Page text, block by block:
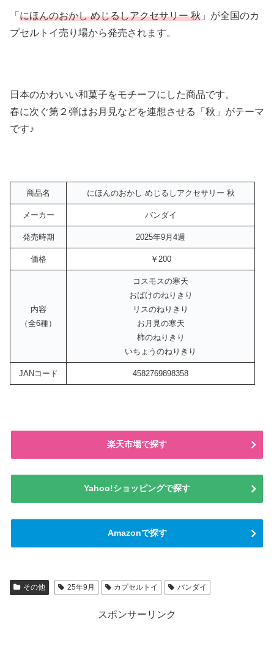
「 にほんのおかし めじるしアクセサリー 秋 」が全国のカ
プセルトイ売り場から発売されます。
日本のかわいい和菓子をモチーフにした商品です。
春に次ぐ第２弾はお月見などを連想させる「秋」がテーマ
です♪
商品名 にほんのおかし めじるしアクセサリー 秋
メーカー バンダイ
発売時期 2025年9月4週
価格 ￥200
内容
（全6種）
コスモスの寒天
おばけのねりきり
リスのねりきり
お月見の寒天
柿のねりきり
いちょうのねりきり
JANコード 4582769898358
楽天市場で探す
Yahoo!ショッピングで探す
Amazonで探す
その他 25年9月 カプセルトイ バンダイ
スポンサーリンク